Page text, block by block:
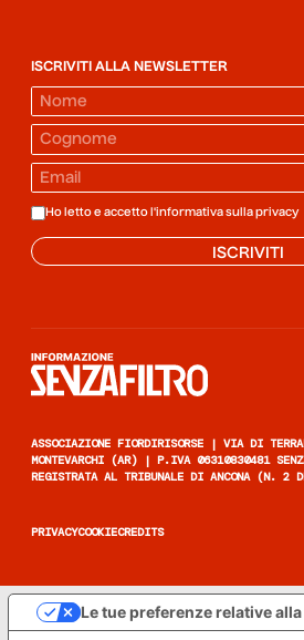
ISCRIVITI ALLA NEWSLETTER
Ho letto e accetto l'informativa sulla privacy
ISCRIVITI
ASSOCIAZIONE FIORDIRISORSE | VIA DI
MONTEVARCHI (AR) | P.IVA 06310830481
REGISTRATA AL TRIBUNALE DI ANCONA (N. 2
PRIVACYCOOKIECREDITS
Le tue preferenze relative